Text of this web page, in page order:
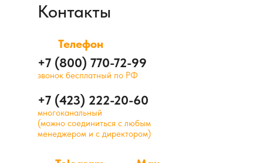
Контакты
Телефон
+7 (800) 770-72-99
+7 (423) 222-20-60
звонок бесплатный по РФ
многоканальный
(можно соединиться с любым
менеджером и с директором)